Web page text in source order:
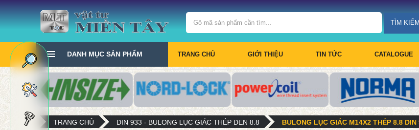
TÌM KIẾM
DANH MỤC SẢN PHẨM TRANG CHỦ GIỚI THIỆU TIN TỨC CATALOGUE
TRANG CHỦ DIN 933 - BULONG LỤC GIÁC THÉP ĐEN 8.8 BULONG LỤC GIÁC M14X2 THÉP 8.8 DIN